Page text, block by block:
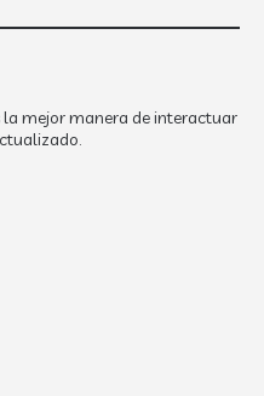
mejor manera de interactuar